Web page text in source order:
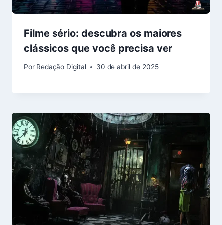
Filme sério: descubra os maiores
clássicos que você precisa ver
Por Redação Digital 30 de abril de 2025